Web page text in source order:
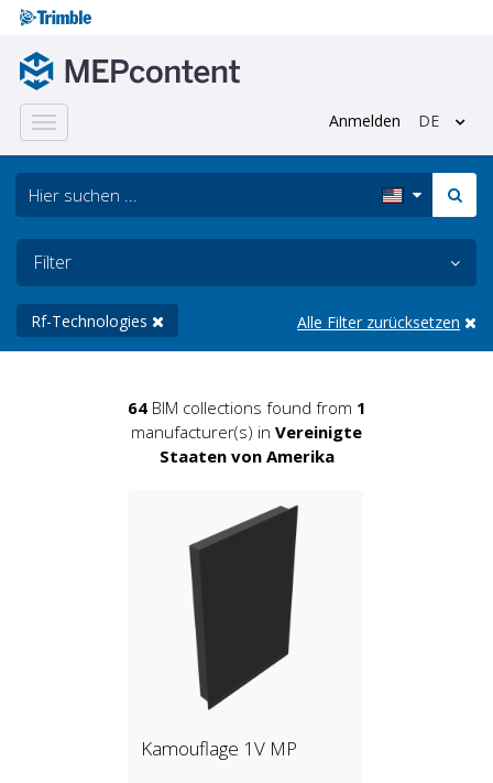
Toggle
navigation
Anmelden DE
Filter
Rf-Technologies Alle Filter zurücksetzen
64BIM collections found from 1
manufacturer(s) in Vereinigte
Staaten von Amerika
Kamouflage 1V MP